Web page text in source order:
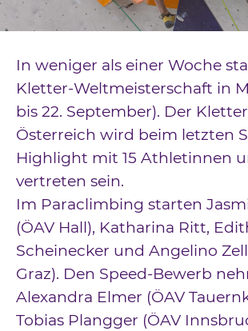
Downloads
Impressum
Datenschutz
In weniger als einer Woche
Kletter-Weltmeisterschaft in
bis 22. September). Der
Österreich wird beim letzten
Highlight mit 15 Athletinnen
vertreten sein.
Im Paraclimbing starten
(ÖAV Hall), Katharina Ritt,
Scheinecker und Angelino
Graz). Den Speed-Bewerb
Alexandra Elmer (ÖAV
Tobias Plangger (ÖAV